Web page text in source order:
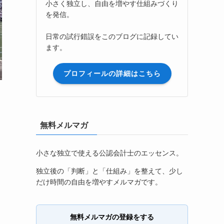
小さく独立し、自由を増やす仕組みづくり
を発信。
日常の試行錯誤をこのブログに記録してい
ます。
プロフィールの詳細はこちら
無料メルマガ
小さな独立で使える公認会計士のエッセンス。
独立後の「判断」と「仕組み」を整えて、少し
だけ時間の自由を増やすメルマガです。
無料メルマガの登録をする